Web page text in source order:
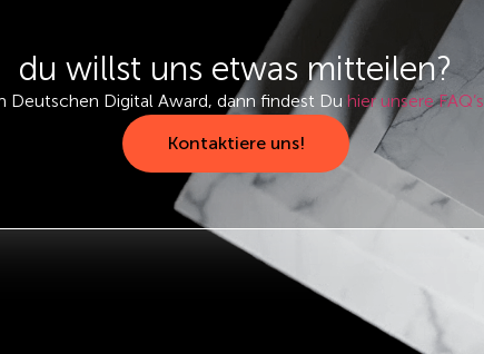
du willst uns etwas mitteilen?
Deutschen Digital Award, dann findest Du hier unsere FAQ’s
Kontaktiere uns!